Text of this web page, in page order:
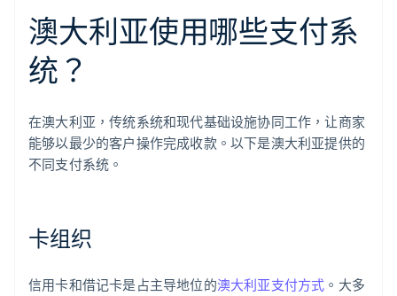
澳大利亚使用哪些支付系
统？
在澳大利亚，传统系统和现代基础设施协同工作，让商家
能够以最少的客户操作完成收款。以下是澳大利亚提供的
不同支付系统。
卡组织
信用卡和借记卡是占主导地位的澳大利亚支付方式 。大多